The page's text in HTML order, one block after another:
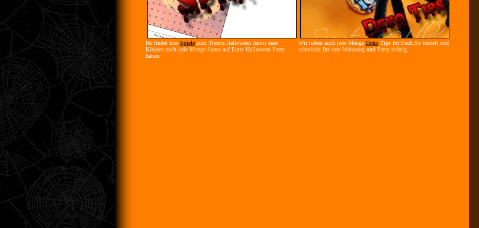
Ihr findet hierSpielezum Thema Halloween damit eure
Kleinen auch jede Menge Spass auf Eurer Halloween Party
haben.
Wir haben auch jede Menge DekoTips für Euch.So bastelt und
schmückt Ihr eure Wohnung und Party richtig.